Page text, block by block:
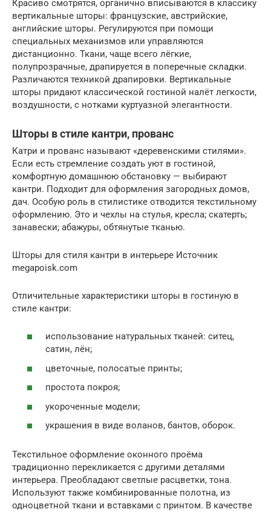
Красиво смотрятся, органично вписываются в классику
вертикальные шторы: французские, австрийские,
английские шторы. Регулируются при помощи
специальных механизмов или управляются
дистанционно. Ткани, чаще всего лёгкие,
полупрозрачные, драпируется в поперечные складки.
Различаются техникой драпировки. Вертикальные
шторы придают классической гостиной налёт легкости,
воздушности, с нотками куртуазной элегантности.
Шторы в стиле кантри, прованс
Катри и прованс называют «деревенскими стилями».
Если есть стремление создать уют в гостиной,
комфортную домашнюю обстановку — выбирают
кантри. Подходит для оформления загородных домов,
дач. Особую роль в стилистике отводится текстильному
оформлению. Это и чехлы на стулья, кресла; скатерть;
занавески; абажуры, обтянутые тканью.
Шторы для стиля кантри в интерьере Источник
megapoisk.com
Отличительные характеристики шторы в гостиную в
стиле кантри:
использование натуральных тканей: ситец,
сатин, лён;
цветочные, полосатые принты;
простота покроя;
укороченные модели;
украшения в виде воланов, бантов, оборок.
Текстильное оформление оконного проёма
традиционно перекликается с другими деталями
интерьера. Преобладают светлые расцветки, тона.
Используют также комбинированные полотна, из
одноцветной ткани и вставками с принтом. В качестве